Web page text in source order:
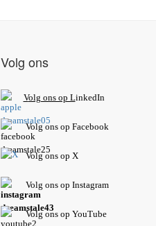
Volg ons
Volg ons op LinkedIn
Volg ons op Facebook
Volg ons op X
Volg ons op Instagram
Volgons op YouTube